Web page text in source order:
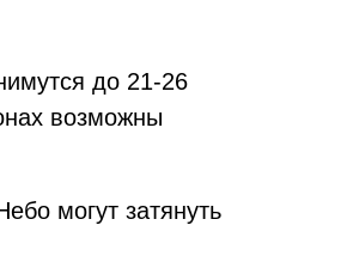
до 21-26
возможны
могут затянуть